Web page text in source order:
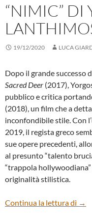
“NIMIC” DI
19/12/2020 LUCA
Dopo il grande successo
Sacred Deer (2017),
pubblico e critica
(2018), un film che a
inconfondibile stile. Con
2019, il regista greco
sue opere precedenti,
al presunto “talento
“trappola
originalità stilistica.
Continua la lettura di →